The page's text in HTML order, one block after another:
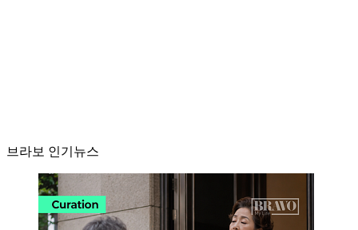
브라보 인기뉴스